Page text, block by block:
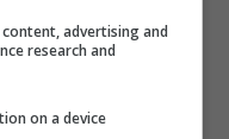
– Fuoristrada.it
advertising and
research and
on a device